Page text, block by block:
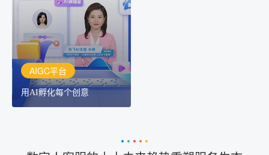
AIGC平台
用AI孵化每个创意
讯飞AIGC平台：让每个创
作者都拥有自己的专注AI
创作助手